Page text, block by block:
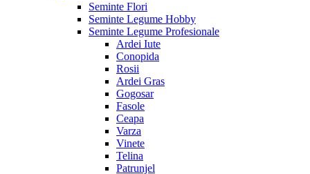
Seminte Flori
Seminte Legume Hobby
Seminte Legume Profesionale
Ardei Iute
Conopida
Rosii
Ardei Gras
Gogosar
Fasole
Ceapa
Varza
Vinete
Telina
Patrunjel